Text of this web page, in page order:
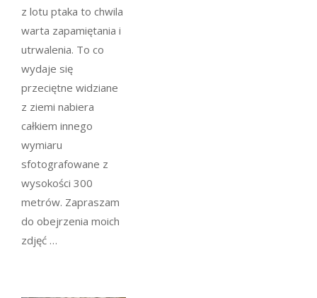
z lotu ptaka to chwila
warta zapamiętania i
utrwalenia. To co
wydaje się
przeciętne widziane
z ziemi nabiera
całkiem innego
wymiaru
sfotografowane z
wysokości 300
metrów. Zapraszam
do obejrzenia moich
zdjęć …